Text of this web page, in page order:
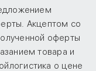
Акцептом со
оферты
товара и
о цене